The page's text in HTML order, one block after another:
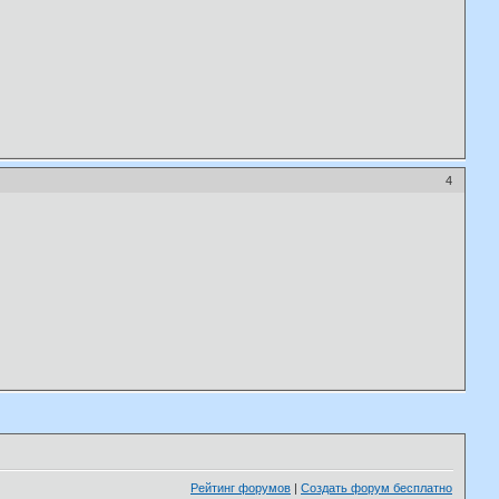
4
Рейтинг форумов | Создать форум бесплатно